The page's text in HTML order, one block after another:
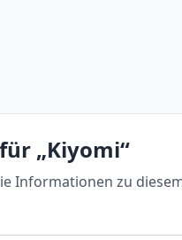
„Kiyomi“
Informationen zu